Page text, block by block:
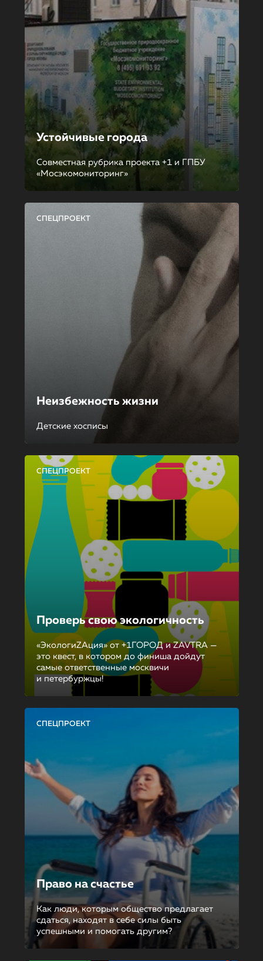
Устойчивые города
Совместная рубрика проекта +1 и ГПБУ
«Мосэкомониторинг»
СПЕЦПРОЕКТ
Неизбежность жизни
Детские хосписы
СПЕЦПРОЕКТ
Проверь свою экологичность
«ЭкологиZAция» от +1ГОРОД и ZAVTRA —
это квест, в котором до финиша дойдут
самые ответственные москвичи
и петербуржцы!
СПЕЦПРОЕКТ
Право на счастье
Как люди, которым общество предлагает
сдаться, находят в себе силы быть
успешными и помогать другим?